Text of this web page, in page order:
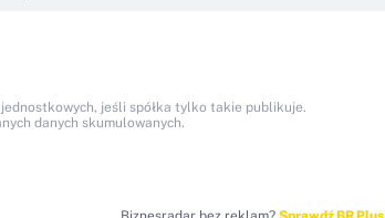
jeśli spółka tylko takie publikuje.
danych skumulowanych.